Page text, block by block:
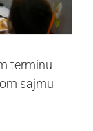
terminu
sajmu